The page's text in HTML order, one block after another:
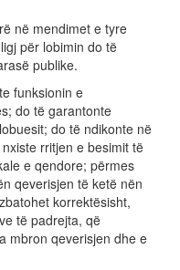
në mendimet e tyre
për lobimin do të
publike.
funksionin e
do të garantonte
do të ndikonte në
rritjen e besimit të
e qendore; përmes
qeverisjen të ketë nën
korrektësisht,
të padrejta, që
mbron qeverisjen dhe e